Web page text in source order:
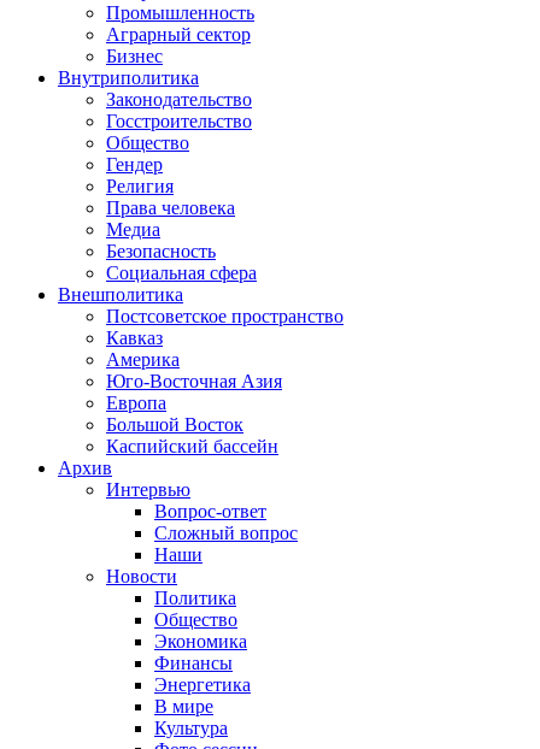
Промышленность
Аграрный сектор
Бизнес
Внутриполитика
Законодательство
Госстроительство
Общество
Гендер
Религия
Права человека
Медиа
Безопасность
Социальная сфера
Внешполитика
Постсоветское пространство
Кавказ
Америка
Юго-Восточная Азия
Европа
Большой Восток
Каспийский бассейн
Архив
Интервью
Вопрос-ответ
Сложный вопрос
Наши
Новости
Политика
Общество
Экономика
Финансы
Энергетика
В мире
Культура